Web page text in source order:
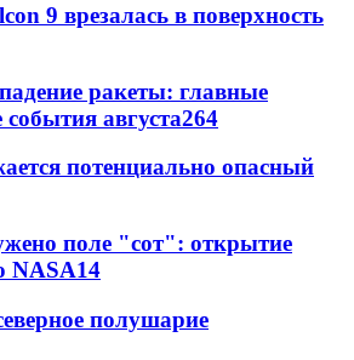
9 врезалась в поверхность
ракеты: главные
августа264
потенциально опасный
поле "сот": открытие
NASA14
полушарие